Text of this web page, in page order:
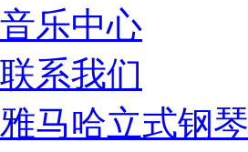
音乐中心
联系我们
雅马哈立式钢琴